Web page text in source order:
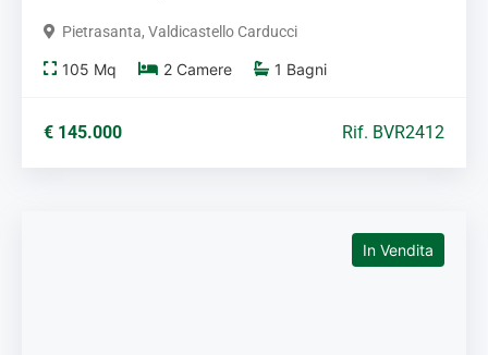
Pietrasanta, Valdicastello Carducci
105 Mq 2 Camere 1 Bagni
€ 145.000 Rif. BVR2412
In Vendita